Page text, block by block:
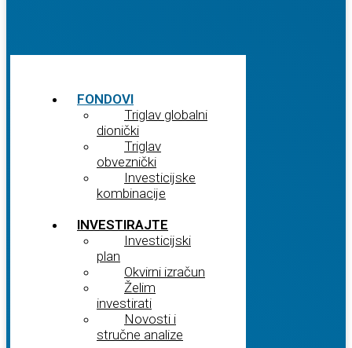
FONDOVI
Triglav globalni
dionički
Triglav
obveznički
Investicijske
kombinacije
INVESTIRAJTE
Investicijski
plan
Okvirni izračun
Želim
investirati
Novosti i
stručne analize